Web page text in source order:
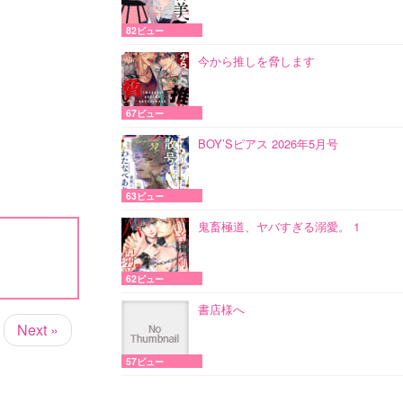
Next »
82ビュー
今から推しを脅します
67ビュー
BOY’Sピアス 2026年5月号
63ビュー
鬼畜極道、ヤバすぎる溺愛。 1
62ビュー
書店様へ
57ビュー